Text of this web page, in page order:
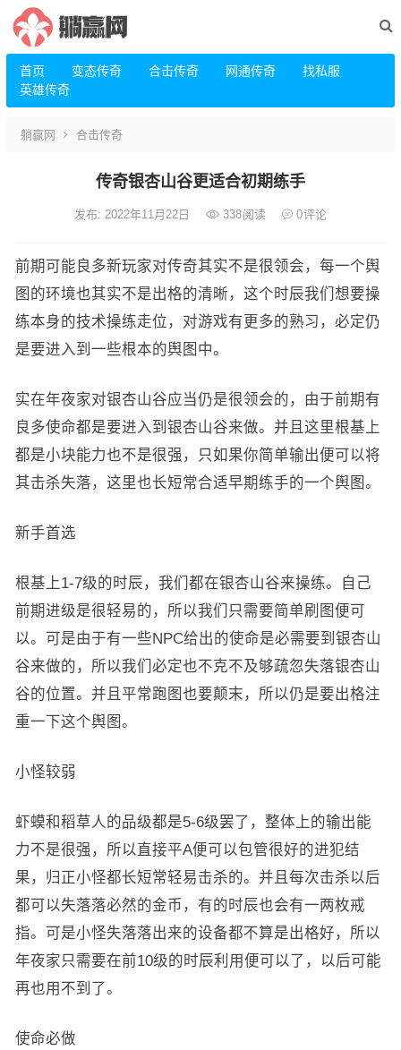
首页 变态传奇 合击传奇 网通传奇
找私服
英雄传奇
躺赢网 合击传奇
传奇银杏山谷更适合初期练手
发布: 2022年11月22日 338阅读 0评论
前期可能良多新玩家对传奇其实不是很领会，每一个舆
图的环境也其实不是出格的清晰，这个时辰我们想要操
练本身的技术操练走位，对游戏有更多的熟习，必定仍
是要进入到一些根本的舆图中。
实在年夜家对银杏山谷应当仍是很领会的，由于前期有
良多使命都是要进入到银杏山谷来做。并且这里根基上
都是小块能力也不是很强，只如果你简单输出便可以将
其击杀失落，这里也长短常合适早期练手的一个舆图。
新手首选
根基上1-7级的时辰，我们都在银杏山谷来操练。自己
前期进级是很轻易的，所以我们只需要简单刷图便可
以。可是由于有一些NPC给出的使命是必需要到银杏山
谷来做的，所以我们必定也不克不及够疏忽失落银杏山
谷的位置。并且平常跑图也要颠末，所以仍是要出格注
重一下这个舆图。
小怪较弱
虾蟆和稻草人的品级都是5-6级罢了，整体上的输出能
力不是很强，所以直接平A便可以包管很好的进犯结
果，归正小怪都长短常轻易击杀的。并且每次击杀以后
都可以失落落必然的金币，有的时辰也会有一两枚戒
指。可是小怪失落落出来的设备都不算是出格好，所以
年夜家只需要在前10级的时辰利用便可以了，以后可能
再也用不到了。
使命必做